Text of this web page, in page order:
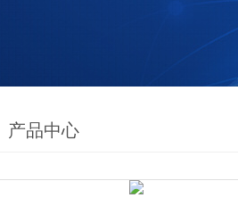
产品中心